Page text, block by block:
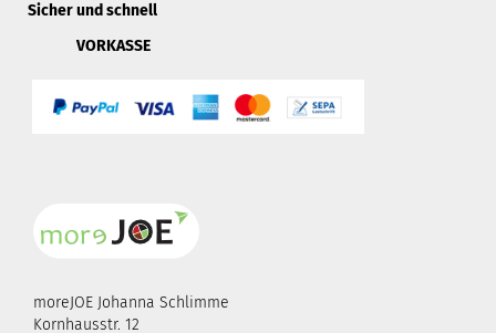
Sicher und schnell
VORKASSE
moreJOE Johanna Schlimme
Kornhausstr. 12